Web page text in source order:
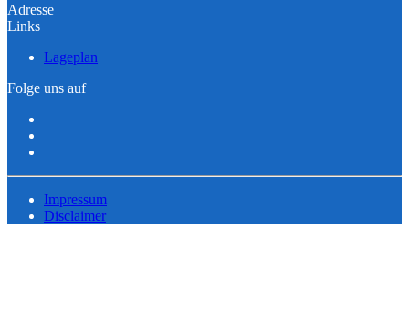
Adresse
Links
Lageplan
Folge uns auf
Impressum
Disclaimer